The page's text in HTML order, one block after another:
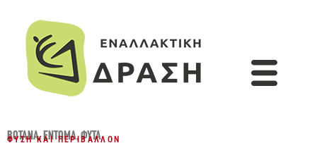
ΒΌΤΑΝΑ,ΈΝΤΟΜΑ,ΦΥΤΆ
ΦΎΣΗ ΚΑΙ ΠΕΡΙΒΆΛΛΟΝ